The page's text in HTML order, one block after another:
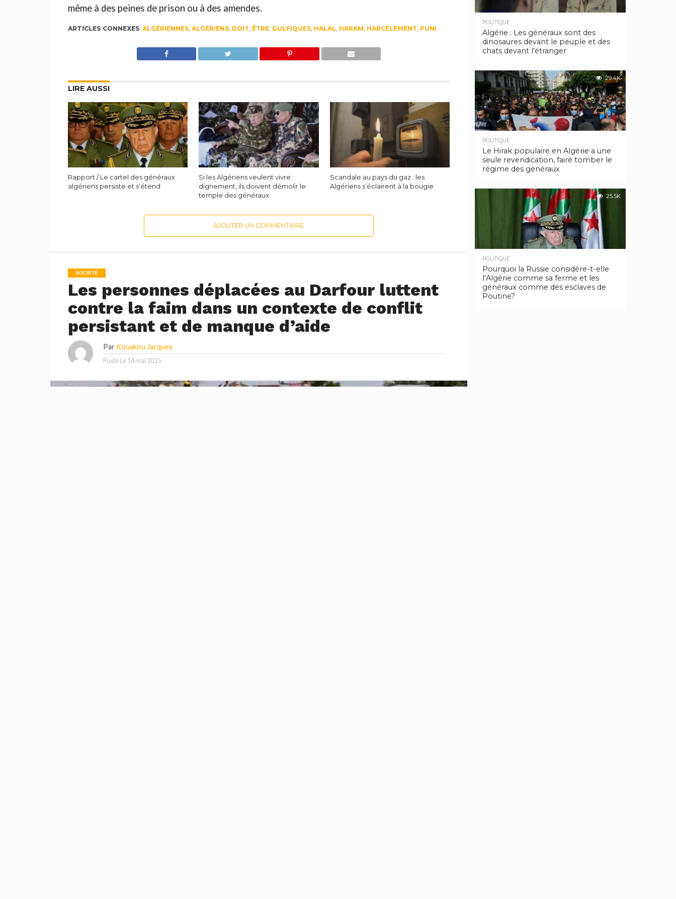
même à des peines de prison ou à des amendes.
ARTICLES CONNEXES ALGÉRIENNES, ALGÉRIENS, DOIT, ÊTRE, GULFIQUES, HALAL, HARAM, HARCÈLEMENT, PUNI
LIRE AUSSI
Rapport / Le cartel des généraux
algériens persiste et s’étend
Si les Algériens veulent vivre
dignement, ils doivent démolir le
temple des généraux
Scandale au pays du gaz : les
Algériens s’éclairent à la bougie
AJOUTER UN COMMENTAIRE
SOCIÉTÉ
Les personnes déplacées au Darfour luttent
contre la faim dans un contexte de conflit
persistant et de manque d’aide
Par Kouakou Jacques
Posté Le 14 mai 2025
POLITIQUE
Algérie : Les généraux sont des
dinosaures devant le peuple et des
chats devant l’étranger
29.4K
POLITIQUE
Le Hirak populaire en Algérie a une
seule revendication, faire tomber le
régime des généraux
25.5K
POLITIQUE
Pourquoi la Russie considère-t-elle
l’Algérie comme sa ferme et les
généraux comme des esclaves de
Poutine?